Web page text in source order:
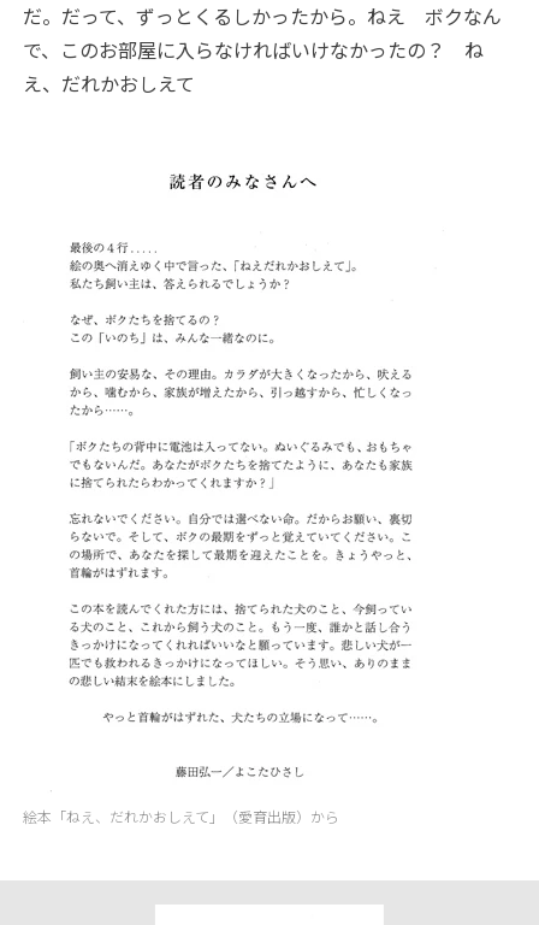
だ。だって、ずっとくるしかったから。ねえ ボクなん
で、このお部屋に入らなければいけなかったの？ ね
え、だれかおしえて
絵本「ねえ、だれかおしえて」（愛育出版）から